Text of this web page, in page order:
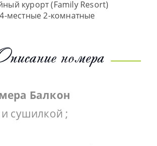
номера
Балкон
сушилкой ;